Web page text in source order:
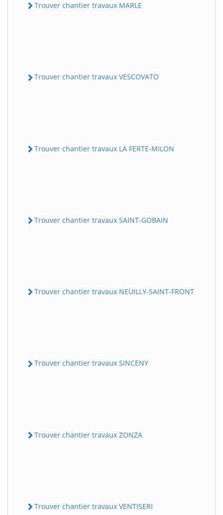
Trouver chantier travaux MARLE
Trouver chantier travaux VESCOVATO
Trouver chantier travaux LA FERTE-MILON
Trouver chantier travaux SAINT-GOBAIN
Trouver chantier travaux NEUILLY-SAINT-FRONT
Trouver chantier travaux SINCENY
Trouver chantier travaux ZONZA
Trouver chantier travaux VENTISERI